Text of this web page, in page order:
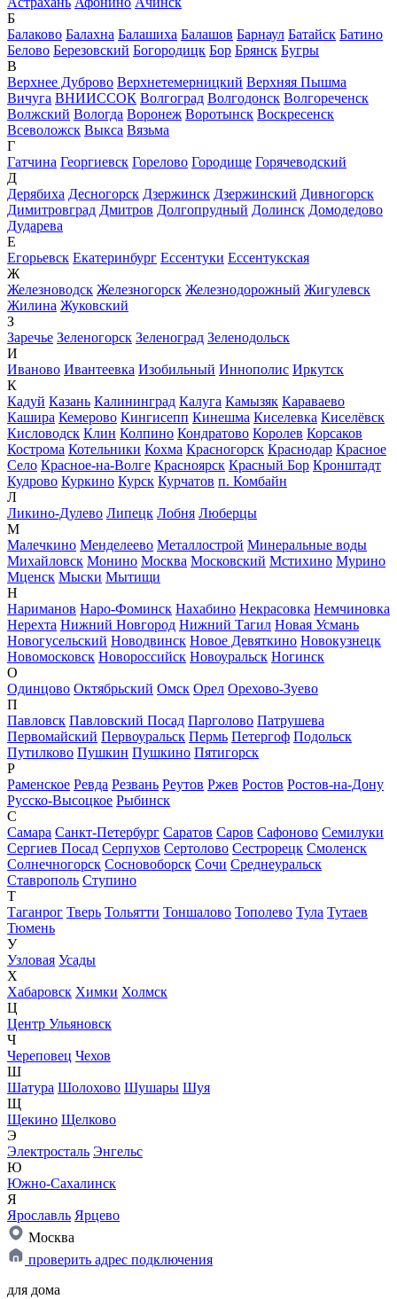
Б
Балаково Балахна Балашиха Балашов Барнаул Батайск Батино
Белово Березовский Богородицк Бор Брянск Бугры
В
Верхнее Дуброво Верхнетемерницкий Верхняя Пышма
Вичуга ВНИИССОК Волгоград Волгодонск Волгореченск
Волжский Вологда Воронеж Воротынск Воскресенск
Всеволожск Выкса Вязьма
Г
Гатчина Георгиевск Горелово Городище Горячеводский
Д
Дерябиха Десногорск Дзержинск Дзержинский Дивногорск
Димитровград Дмитров Долгопрудный Долинск Домодедово
Дударева
Е
Егорьевск Екатеринбург Ессентуки Ессентукская
Ж
Железноводск Железногорск Железнодорожный Жигулевск
Жилина Жуковский
З
Заречье Зеленогорск Зеленоград Зеленодольск
И
Иваново Ивантеевка Изобильный Иннополис Иркутск
К
Кадуй Казань Калининград Калуга Камызяк Караваево
Кашира Кемерово Кингисепп Кинешма Киселевка Киселёвск
Кисловодск Клин Колпино Кондратово Королев Корсаков
Кострома Котельники Кохма Красногорск Краснодар Красное
Село Красное-на-Волге Красноярск Красный Бор Кронштадт
Кудрово Куркино Курск Курчатов п. Комбайн
Л
Ликино-Дулево Липецк Лобня Люберцы
М
Малечкино Менделеево Металлострой Минеральные воды
Михайловск Монино Москва Московский Мстихино Мурино
Мценск Мыски Мытищи
Н
Нариманов Наро-Фоминск Нахабино Некрасовка Немчиновка
Нерехта Нижний Новгород Нижний Тагил Новая Усмань
Новогусельский Новодвинск Новое Девяткино Новокузнецк
Новомосковск Новороссийск Новоуральск Ногинск
О
Одинцово Октябрьский Омск Орел Орехово-Зуево
П
Павловск Павловский Посад Парголово Патрушева
Первомайский Первоуральск Пермь Петергоф Подольск
Путилково Пушкин Пушкино Пятигорск
Р
Раменское Ревда Резвань Реутов Ржев Ростов Ростов-на-Дону
Русско-Высоцкое Рыбинск
С
Самара Санкт-Петербург Саратов Саров Сафоново Семилуки
Сергиев Посад Серпухов Сертолово Сестрорецк Смоленск
Солнечногорск Сосновоборск Сочи Среднеуральск
Ставрополь Ступино
Т
Таганрог Тверь Тольятти Тоншалово Тополево Тула Тутаев
Тюмень
У
Узловая Усады
Х
Хабаровск Химки Холмск
Ц
Центр Ульяновск
Ч
Череповец Чехов
Ш
Шатура Шолохово Шушары Шуя
Щ
Щекино Щелково
Э
Электросталь Энгельс
Ю
Южно-Сахалинск
Я
Ярославль Ярцево
Москва
проверить адрес подключения
для дома